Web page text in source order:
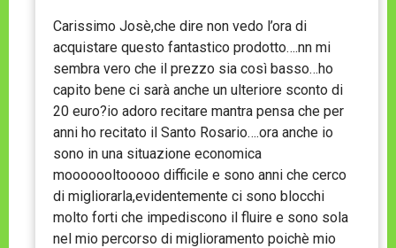
Carissimo Josè,che dire non vedo l’ora di
acquistare questo fantastico prodotto….nn mi
sembra vero che il prezzo sia così basso…ho
capito bene ci sarà anche un ulteriore sconto di
20 euro?io adoro recitare mantra pensa che per
anni ho recitato il Santo Rosario….ora anche io
sono in una situazione economica
mooooooltooooo difficile e sono anni che cerco
di migliorarla,evidentemente ci sono blocchi
molto forti che impediscono il fluire e sono sola
nel mio percorso di miglioramento poichè mio